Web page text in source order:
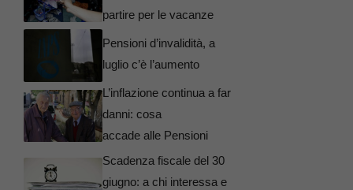
partire per le vacanze
Pensioni d’invalidità, a
luglio c’è l’aumento
L’inflazione continua a far
danni: cosa
accade alle Pensioni
Scadenza fiscale del 30
giugno: a chi interessa e